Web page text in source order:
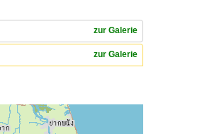
zur Galerie
zur Galerie